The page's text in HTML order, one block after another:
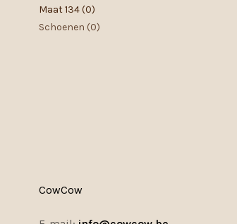
Maat 134 (0)
Schoenen (0)
CowCow